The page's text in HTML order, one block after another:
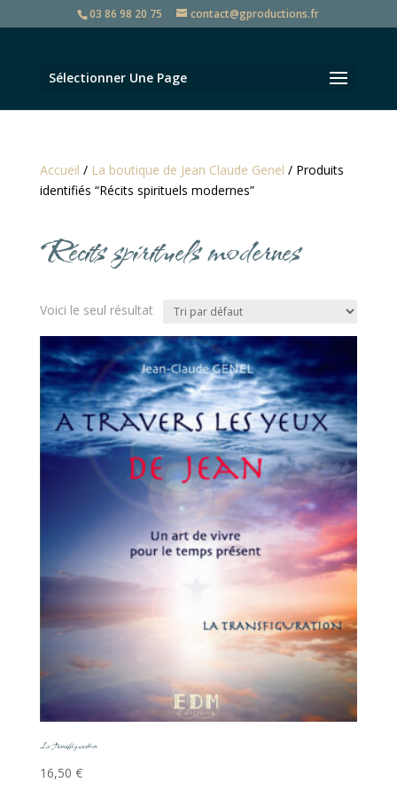
03 86 98 20 75 contact@gproductions.fr
Sélectionner Une Page
Accueil / La boutique de Jean Claude Genel / Produits
identifiés “Récits spirituels modernes”
Récits spirituels modernes
Voici le seul résultat
La Transfiguration
16,50 €